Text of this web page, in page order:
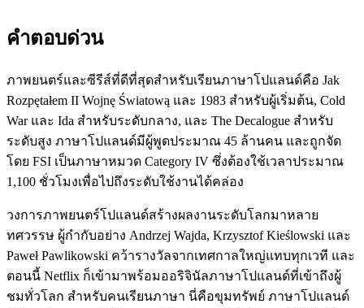
คำตอบด่วน
ภาพยนตร์และซีรีส์ที่ดีที่สุดสำหรับเรียนภาษาโปแลนด์คือ Jak
Rozpętałem II Wojnę Światową และ 1983 สำหรับผู้เริ่มต้น, Cold
War และ Ida สำหรับระดับกลาง, และ The Decalogue สำหรับ
ระดับสูง ภาษาโปแลนด์มีผู้พูดประมาณ 45 ล้านคน และถูกจัด
โดย FSI เป็นภาษาหมวด Category IV ซึ่งต้องใช้เวลาประมาณ
1,100 ชั่วโมงเพื่อไปถึงระดับใช้งานได้คล่อง
วงการภาพยนตร์โปแลนด์สร้างผลงานระดับโลกมาหลาย
ทศวรรษ ผู้กำกับอย่าง Andrzej Wajda, Krzysztof Kieślowski และ
Paweł Pawlikowski คว้ารางวัลจากเทศกาลใหญ่แทบทุกเวที และ
ตอนนี้ Netflix ก็เข้ามาพร้อมออริจินัลภาษาโปแลนด์ที่เข้าถึงผู้
ชมทั่วโลก สำหรับคนเรียนภาษา นี่คือขุมทรัพย์ ภาษาโปแลนด์